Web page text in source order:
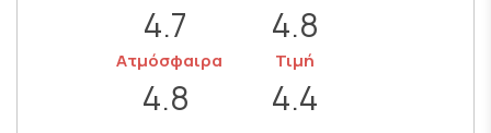
4.7 4.8
Ατμόσφαιρα
4.8
Τιμή
4.4